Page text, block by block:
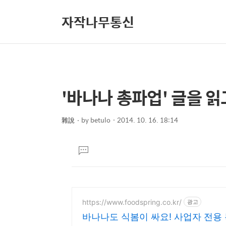
자작나무통신
상
컨
본
문
제
'바나나 총파업' 글을 읽
雜說 bybetulo 2014. 10. 16. 18:14
댓
글
https://www.foodspring.co.kr/ 광고
바나나도 식봄이 싸요! 사업자 전용